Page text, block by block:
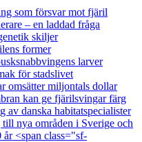
som försvar mot fjäril
– en laddad fråga
skiljer
former
larver
för stadslivet
omsätter miljontals dollar
kan ge fjärilsvingar färg
av danska habitatspecialister
nya områden i Sverige och
<span class="sf-